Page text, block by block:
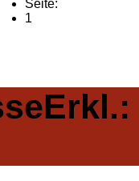
Seite:
1